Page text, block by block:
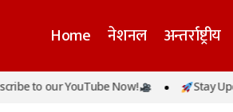
Home नेशनल अन्तर्राष्ट्रीय
CM योगी का युवाओं से आह्वान: 'खेलिए, आगे
YouTube Now! Stay Updated!